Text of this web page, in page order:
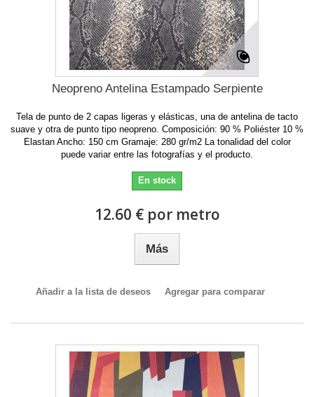
Neopreno Antelina Estampado Serpiente
Tela de punto de 2 capas ligeras y elásticas, una de antelina de tacto
suave y otra de punto tipo neopreno. Composición: 90 % Poliéster 10 %
Elastan Ancho: 150 cm Gramaje: 280 gr/m2 La tonalidad del color
puede variar entre las fotografías y el producto.
En stock
12.60 € por metro
Más
Añadir a la lista de deseos Agregar para comparar